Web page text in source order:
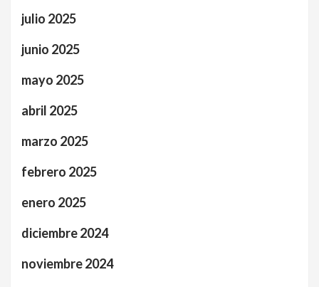
julio 2025
junio 2025
mayo 2025
abril 2025
marzo 2025
febrero 2025
enero 2025
diciembre 2024
noviembre 2024